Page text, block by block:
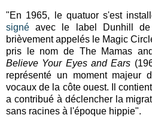
"En 1965, le quatuor s'est
signé avec le label Dunhill de
brièvement appelés le Magic
pris le nom de The Mamas
Believe Your Eyes and Ears
représenté un moment majeur
vocaux de la côte ouest. Il
a contribué à déclencher la
sans racines à l'époque hippie".